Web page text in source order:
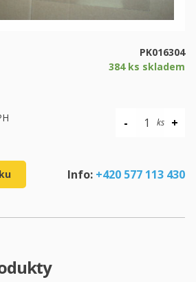
PK016304
384 ks skladem
Info: +420 577 113 430